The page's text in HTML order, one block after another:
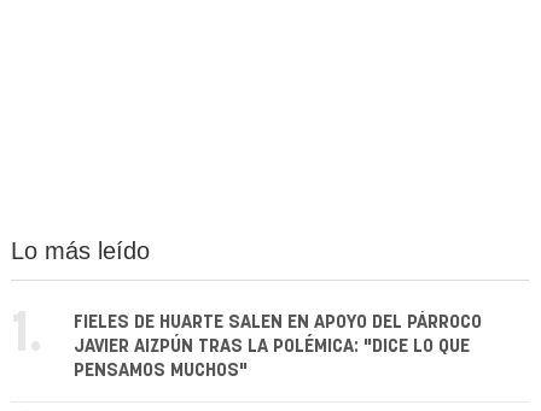
Lo más leído
1.
FIELES DE HUARTE SALEN EN APOYO DEL PÁRROCO
JAVIER AIZPÚN TRAS LA POLÉMICA: "DICE LO QUE
PENSAMOS MUCHOS"